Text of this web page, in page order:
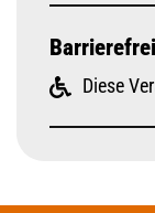
Diese